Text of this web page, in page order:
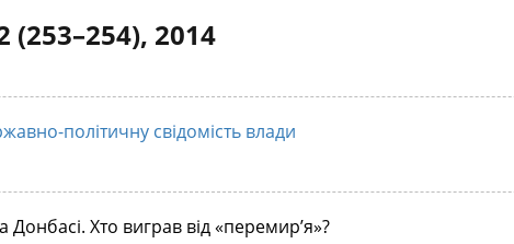
(253–254), 2014
політичну свідомість влади
Донбасі. Хто виграв від «перемир’я»?